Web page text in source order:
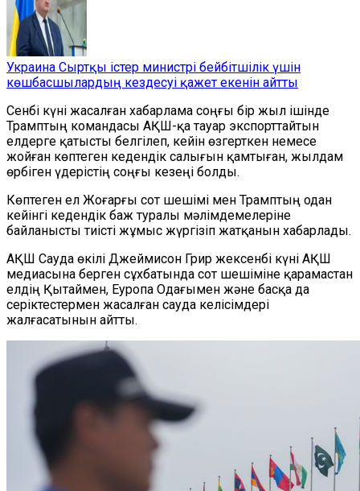
Украина Сыртқы істер министрі бейбітшілік үшін
көшбасшылардың кездесуі қажет екенін айтты
Сенбі күні жасалған хабарлама соңғы бір жыл ішінде
Трамптың командасы АҚШ-қа тауар экспорттайтын
елдерге қатысты белгілеп, кейін өзгерткен немесе
жойған көптеген кедендік салығын қамтыған, жылдам
өрбіген үдерістің соңғы кезеңі болды.
Көптеген ел Жоғарғы сот шешімі мен Трамптың одан
кейінгі кедендік баж туралы мәлімдемелеріне
байланысты тиісті жұмыс жүргізіп жатқанын хабарлады.
АҚШ Сауда өкілі Джеймисон Грир жексенбі күні АҚШ
медиасына берген сұхбатында сот шешіміне қарамастан
елдің Қытаймен, Еуропа Одағымен және басқа да
серіктестермен жасалған сауда келісімдері
жалғасатынын айтты.